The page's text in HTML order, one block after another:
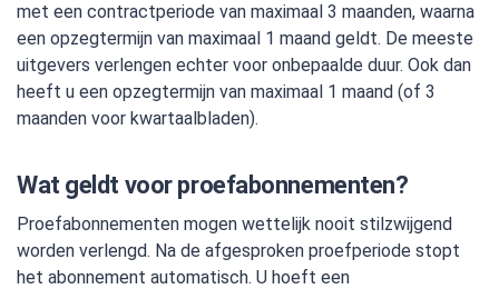
met een contractperiode van maximaal 3 maanden, waarna
een opzegtermijn van maximaal 1 maand geldt. De meeste
uitgevers verlengen echter voor onbepaalde duur. Ook dan
heeft u een opzegtermijn van maximaal 1 maand (of 3
maanden voor kwartaalbladen).
Wat geldt voor proefabonnementen?
Proefabonnementen mogen wettelijk nooit stilzwijgend
worden verlengd. Na de afgesproken proefperiode stopt
het abonnement automatisch. U hoeft een